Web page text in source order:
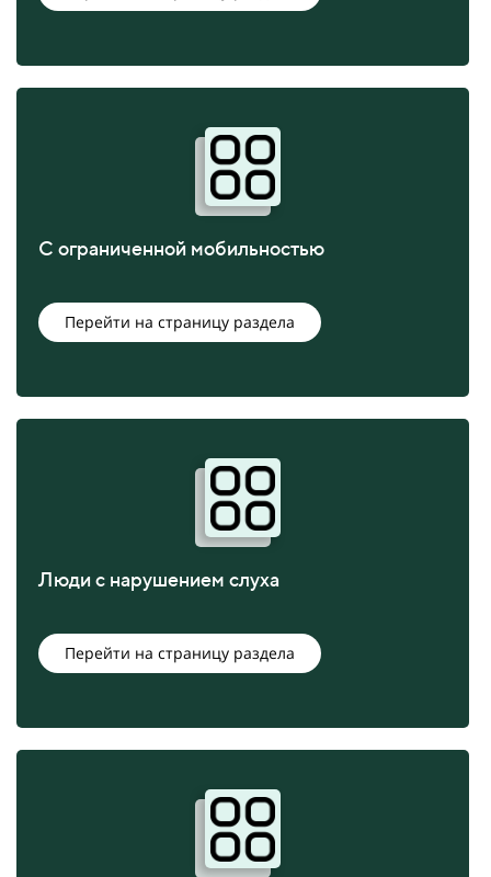
С ограниченной мобильностью
Перейти на страницу раздела
Люди с нарушением слуха
Перейти на страницу раздела